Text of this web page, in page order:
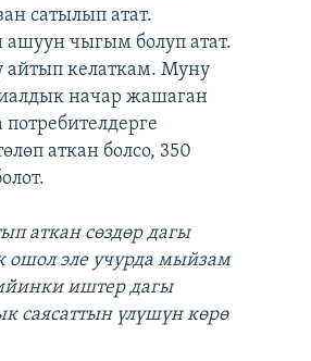
сатылып атат.
чыгым болуп атат.
келаткам. Муну
начар жашаган
аткан болсо, 350
аткан сөздөр дагы
ошол эле учурда мыйзам
иштер дагы
саясаттын үлүшүн көрө